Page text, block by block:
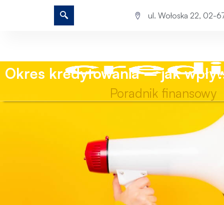
ul. Wołoska 22, 02-
Okres kredytowania – jak
Poradnik finansowy